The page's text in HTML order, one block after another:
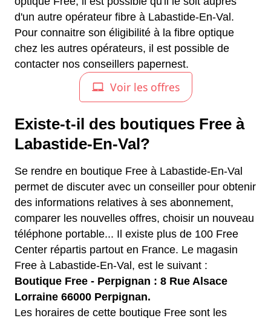
d'un autre opérateur fibre à Labastide-En-Val.
Pour connaitre son éligibilité à la fibre optique
chez les autres opérateurs, il est possible de
contacter nos conseillers papernest.
Existe-t-il des boutiques Free à
Labastide-En-Val?
Se rendre en boutique Free à Labastide-En-Val
permet de discuter avec un conseiller pour obtenir
des informations relatives à ses abonnement,
comparer les nouvelles offres, choisir un nouveau
téléphone portable... Il existe plus de 100 Free
Center répartis partout en France. Le magasin
Free à Labastide-En-Val, est le suivant :
Boutique Free - Perpignan : 8 Rue Alsace
Lorraine 66000 Perpignan.
Les horaires de cette boutique Free sont les